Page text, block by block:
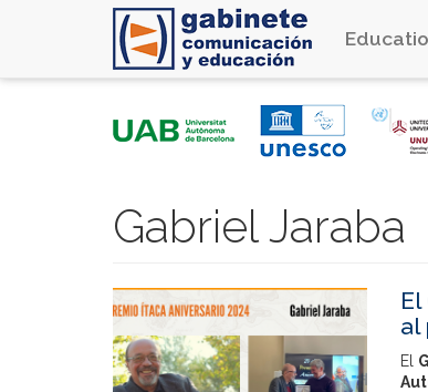
Gabriel Jaraba
al
El